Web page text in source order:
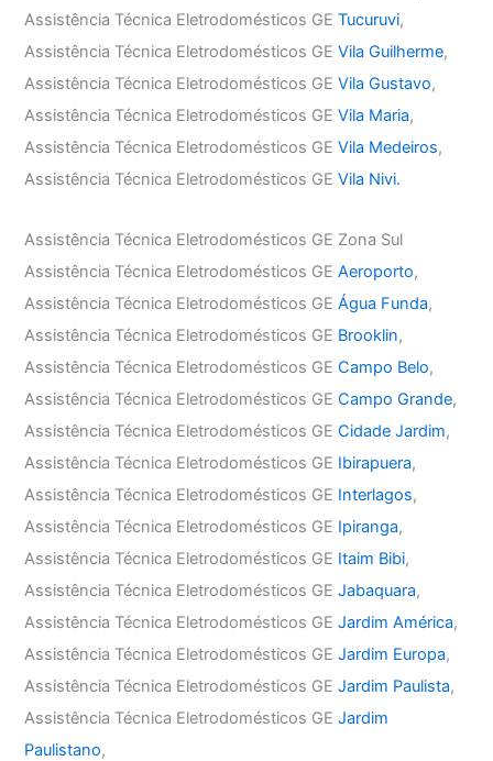
Assistência Técnica Eletrodomésticos GETucuruvi,
Assistência Técnica Eletrodomésticos GEVila Guilherme,
Assistência Técnica Eletrodomésticos GEVila Gustavo,
Assistência Técnica Eletrodomésticos GEVila Maria,
Assistência Técnica Eletrodomésticos GEVila Medeiros,
Assistência Técnica Eletrodomésticos GEVila Nivi.
Assistência Técnica Eletrodomésticos GE Zona Sul
Assistência Técnica Eletrodomésticos GEAeroporto,
Assistência Técnica Eletrodomésticos GEÁgua Funda,
Assistência Técnica Eletrodomésticos GE Brooklin,
Assistência Técnica Eletrodomésticos GECampo Belo,
Assistência Técnica Eletrodomésticos GECampo Grande,
Assistência Técnica Eletrodomésticos GECidade Jardim,
Assistência Técnica Eletrodomésticos GE Ibirapuera,
Assistência Técnica Eletrodomésticos GE Interlagos,
Assistência Técnica Eletrodomésticos GE Ipiranga,
Assistência Técnica Eletrodomésticos GE Itaim Bibi,
Assistência Técnica Eletrodomésticos GEJabaquara,
Assistência Técnica Eletrodomésticos GEJardim América,
Assistência Técnica Eletrodomésticos GEJardim Europa,
Assistência Técnica Eletrodomésticos GEJardim Paulista,
Assistência Técnica Eletrodomésticos GEJardim
Paulistano,